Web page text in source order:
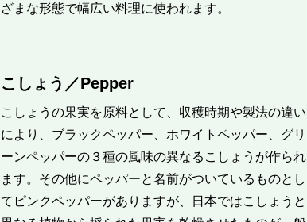
ざまな形態で幅広い料理に使われます。
こしょう／Pepper
こしょうの果実を原料として、収穫時期や製法の違い
により、ブラックペッパー、ホワイトペッパー、グリ
ーンペッパーの３種の風味の異なるこしょうが作られ
ます。その他にペッパーと名前がついているものとし
てピンクペッパーがありますが、日本ではこしょうと